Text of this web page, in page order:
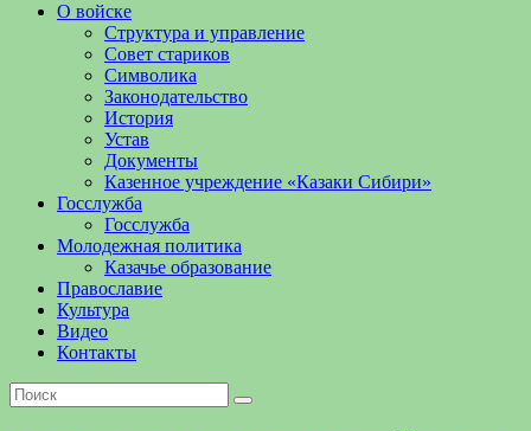
О войске
Структура и управление
Совет стариков
Символика
Законодательство
История
Устав
Документы
Казенное учреждение «Казаки Сибири»
Госслужба
Госслужба
Молодежная политика
Казачье образование
Православие
Культура
Видео
Контакты